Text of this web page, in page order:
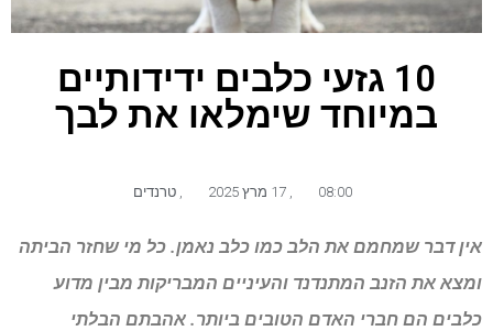
10 גזעי כלבים ידידותיים
במיוחד שימלאו את לבך
08:00 17 מרץ 2025 טרנדים
אין דבר שמחמם את הלב כמו כלב נאמן. כל מי שחזר הביתה
ומצא את הזנב המתנדנד והעיניים המבריקות מבין מדוע
כלבים הם חברי האדם הטובים ביותר. אהבתם הבלתי